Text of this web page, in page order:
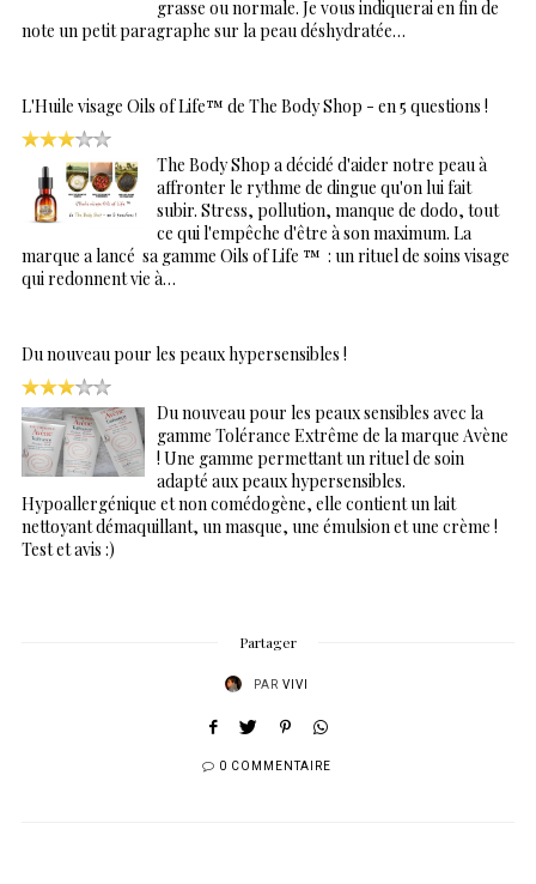
grasse ou normale. Je vous indiquerai en fin de
note un petit paragraphe sur la peau déshydratée…
L'Huile visage Oils of Life™ de The Body Shop - en 5 questions !
The Body Shop a décidé d'aider notre peau à
affronter le rythme de dingue qu'on lui fait
subir. Stress, pollution, manque de dodo, tout
ce qui l'empêche d'être à son maximum. La
marque a lancé sa gamme Oils of Life ™ : un rituel de soins visage
qui redonnent vie à…
Du nouveau pour les peaux hypersensibles !
Du nouveau pour les peaux sensibles avec la
gamme Tolérance Extrême de la marque Avène
! Une gamme permettant un rituel de soin
adapté aux peaux hypersensibles.
Hypoallergénique et non comédogène, elle contient un lait
nettoyant démaquillant, un masque, une émulsion et une crème !
Test et avis :)
Partager
PAR VIVI
0 COMMENTAIRE